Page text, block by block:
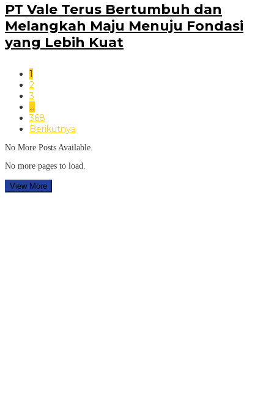
PT Vale Terus Bertumbuh dan
Melangkah Maju Menuju Fondasi
yang Lebih Kuat
1
2
3
…
368
Berikutnya
No More Posts Available.
No more pages to load.
View More